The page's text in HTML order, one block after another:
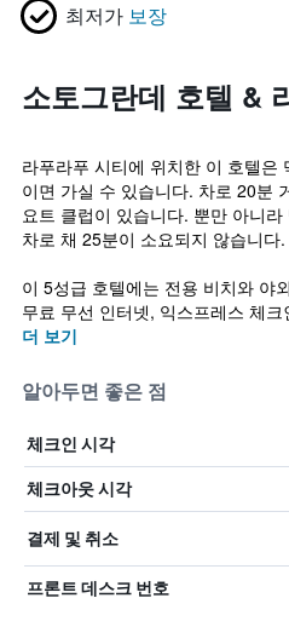
최저가 보장
소토그란데 호텔 &
라푸라푸 시티에 위치한 이 호텔은
이면 가실 수 있습니다. 차로 20분
요트 클럽이 있습니다. 뿐만 아니
차로 채 25분이 소요되지 않습니다.
이 5성급 호텔에는 전용 비치와 야
무료 무선 인터넷, 익스프레스 체크
더 보기
알아두면 좋은 점
체크인 시각
체크아웃 시각
결제 및 취소
프론트 데스크 번호